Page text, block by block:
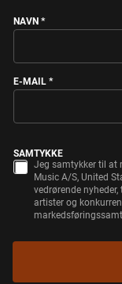
NAVN *
E-MAIL *
SAMTYKKE
Jeg samtykker til at
Music A/S, United
vedrørende
artister og